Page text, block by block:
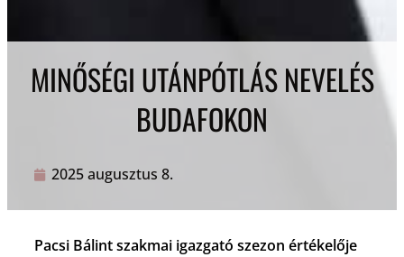
MINŐSÉGI UTÁNPÓTLÁS NEVELÉS
BUDAFOKON
2025 augusztus 8.
Pacsi Bálint szakmai igazgató szezon értékelője